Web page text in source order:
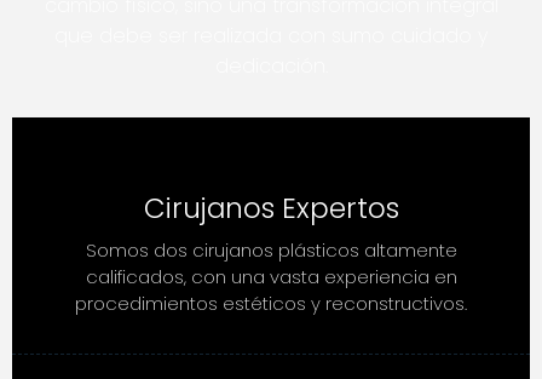
Cirujanos Expertos
Somos dos cirujanos plásticos altamente
calificados, con una vasta experiencia en
procedimientos estéticos y reconstructivos.